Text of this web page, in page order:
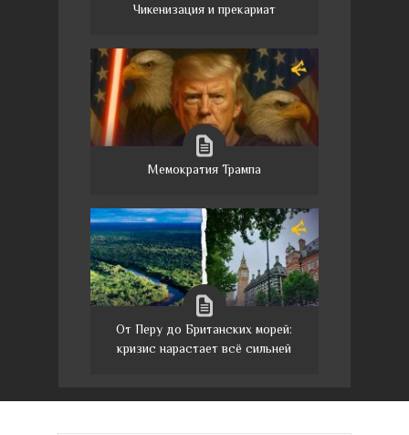
Чикенизация и прекариат
Мемократия Трампа
От Перу до Британских морей:
кризис нарастает всё сильней